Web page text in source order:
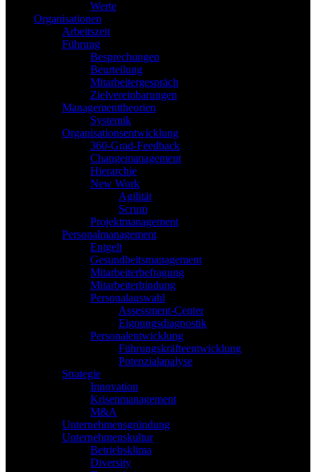
Werte
Organisationen
Arbeitszeit
Führung
Besprechungen
Beurteilung
Mitarbeitergespräch
Zielvereinbarungen
Managementtheorien
Systemik
Organisationsentwicklung
360-Grad-Feedback
Changemanagement
Hierarchie
New Work
Agilität
Scrum
Projektmanagement
Personalmanagement
Entgelt
Gesundheitsmanagement
Mitarbeiterbefragung
Mitarbeiterbindung
Personalauswahl
Assessment-Center
Eignungsdiagnostik
Personalentwicklung
Führungskräfteentwicklung
Potenzialanalyse
Strategie
Innovation
Krisenmanagement
M&A
Unternehmensgründung
Unternehmenskultur
Betriebsklima
Diversity